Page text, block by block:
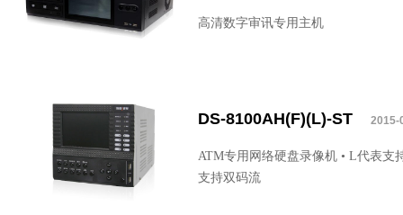
高清数字审讯专用主机
DS-8100AH(F)(L)-ST 2015-
ATM专用网络硬盘录像机 • L代表支
支持双码流